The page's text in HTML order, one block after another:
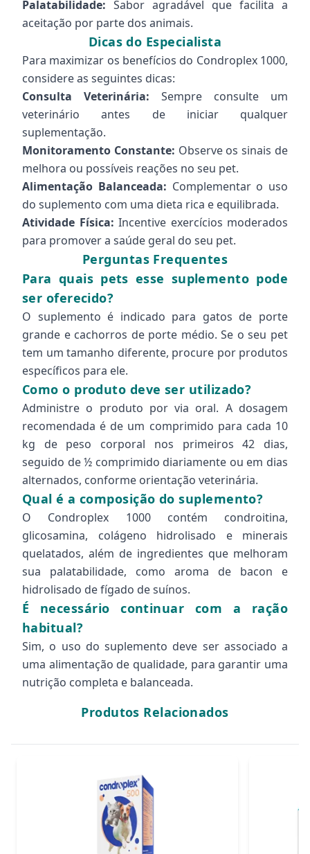
Palatabilidade: Sabor agradável que facilita a
aceitação por parte dos animais.
Dicas do Especialista
Para maximizar os benefícios do Condroplex 1000,
considere as seguintes dicas:
Consulta Veterinária: Sempre consulte um
veterinário antes de iniciar qualquer
suplementação.
Monitoramento Constante: Observe os sinais de
melhora ou possíveis reações no seu pet.
Alimentação Balanceada: Complementar o uso
do suplemento com uma dieta rica e equilibrada.
Atividade Física: Incentive exercícios moderados
para promover a saúde geral do seu pet.
Perguntas Frequentes
Para quais pets esse suplemento pode
ser oferecido?
O suplemento é indicado para gatos de porte
grande e cachorros de porte médio. Se o seu pet
tem um tamanho diferente, procure por produtos
específicos para ele.
Como o produto deve ser utilizado?
Administre o produto por via oral. A dosagem
recomendada é de um comprimido para cada 10
kg de peso corporal nos primeiros 42 dias,
seguido de ½ comprimido diariamente ou em dias
alternados, conforme orientação veterinária.
Qual é a composição do suplemento?
O Condroplex 1000 contém condroitina,
glicosamina, colágeno hidrolisado e minerais
quelatados, além de ingredientes que melhoram
sua palatabilidade, como aroma de bacon e
hidrolisado de fígado de suínos.
É necessário continuar com a ração
habitual?
Sim, o uso do suplemento deve ser associado a
uma alimentação de qualidade, para garantir uma
nutrição completa e balanceada.
Produtos Relacionados